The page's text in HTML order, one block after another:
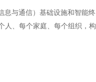
息与通信）基础设施和智能终
人、每个家庭、每个组织，构